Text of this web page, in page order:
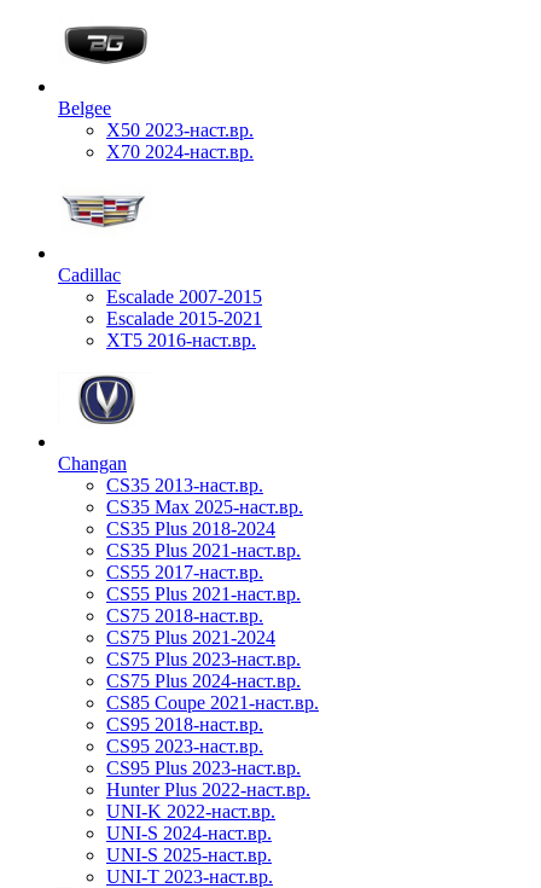
Belgee
X50 2023-наст.вр.
X70 2024-наст.вр.
Cadillac
Escalade 2007-2015
Escalade 2015-2021
XT5 2016-наст.вр.
Changan
CS35 2013-наст.вр.
CS35 Max 2025-наст.вр.
CS35 Plus 2018-2024
CS35 Plus 2021-наст.вр.
CS55 2017-наст.вр.
CS55 Plus 2021-наст.вр.
CS75 2018-наст.вр.
CS75 Plus 2021-2024
CS75 Plus 2023-наст.вр.
CS75 Plus 2024-наст.вр.
CS85 Coupe 2021-наст.вр.
CS95 2018-наст.вр.
CS95 2023-наст.вр.
CS95 Plus 2023-наст.вр.
Hunter Plus 2022-наст.вр.
UNI-K 2022-наст.вр.
UNI-S 2024-наст.вр.
UNI-S 2025-наст.вр.
UNI-T 2023-наст.вр.